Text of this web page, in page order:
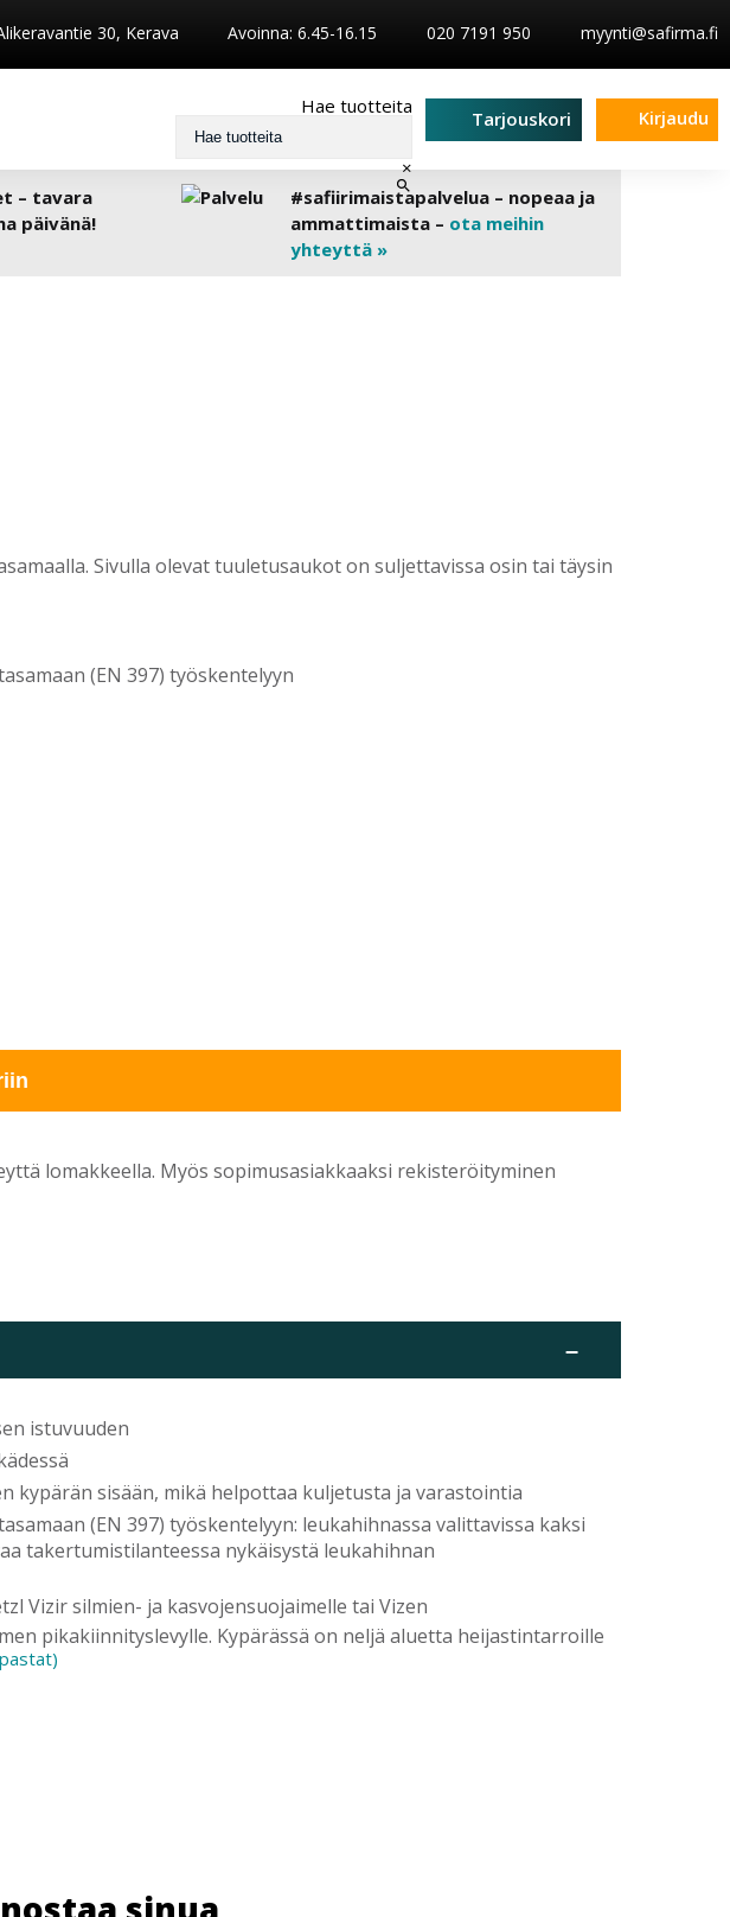
30, Kerava Avoinna: 6.45-16.15 020 7191 950 myynti@safirma.fi
Hae tuotteita
×
Tarjouskori Kirjaudu
– tavara
päivänä!
#safiirimaistapalvelua – nopeaa ja
ammattimaista – ota meihin
yhteyttä »
Sivulla olevat tuuletusaukot on suljettavissa osin tai täysin
(EN 397) työskentelyyn
lomakkeella. Myös sopimusasiakkaaksi rekisteröityminen
–
istuvuuden
kypärän sisään, mikä helpottaa kuljetusta ja varastointia
(EN 397) työskentelyyn: leukahihnassa valittavissa kaksi
takertumistilanteessa nykäisystä leukahihnan
Vizir silmien- ja kasvojensuojaimelle tai Vizen
pikakiinnityslevylle. Kypärässä on neljä aluetta heijastintarroille